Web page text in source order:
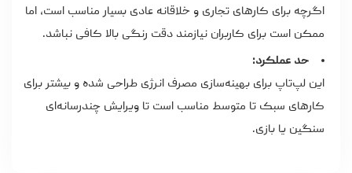
اگرچه برای کارهای تجاری و خلاقانه عادی بسیار مناسب است، اما
ممکن است برای کاربران نیازمند دقت رنگی بالا کافی نباشد.
حد عملکرد:
این لپ‌تاپ برای بهینه‌سازی مصرف انرژی طراحی شده و بیشتر برای
کارهای سبک تا متوسط مناسب است تا ویرایش چندرسانه‌ای
سنگین یا بازی.